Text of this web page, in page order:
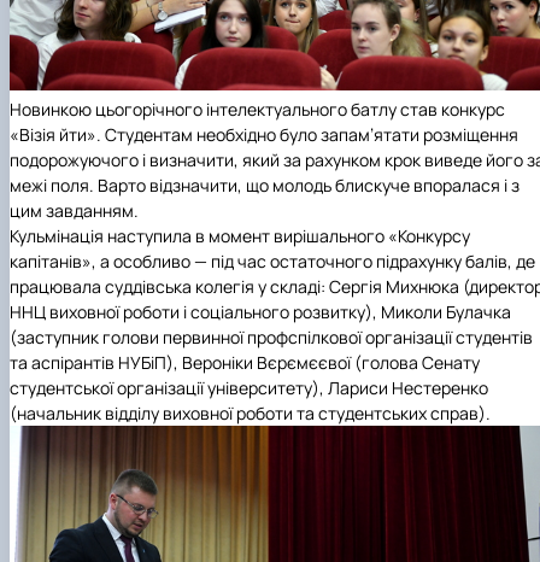
Новинкою цьогорічного інтелектуального батлу став конкурс
«Візія йти». Студентам необхідно було запам’ятати розміщення
подорожуючого і визначити, який за рахунком крок виведе його
межі поля. Варто відзначити, що молодь блискуче впоралася і з
цим завданням.
Кульмінація наступила в момент вирішального «Конкурсу
капітанів», а особливо — під час остаточного підрахунку балів, де
працювала суддівська колегія у складі: Сергія Михнюка
ННЦ виховної роботи і соціального розвитку), Миколи Булачка
(заступник голови первинної профспілкової організації студентів
та аспірантів НУБіП), Вероніки Вєрємєєвої (голова Сенату
студентської організації університету), Лариси Нестеренко
(начальник відділу виховної роботи та студентських справ).